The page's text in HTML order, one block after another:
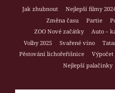
Jak zhubnout Nejlepší filmy
Změna času
Partie
ZOO Nové začátky
Auto –
Volby 2025
Svařené víno
Pěstování lichořeřišnice
Výpočet
Nejlepší palačinky